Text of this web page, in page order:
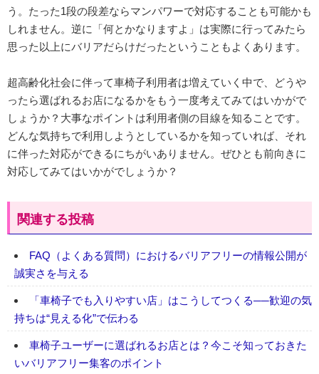
う。たった1段の段差ならマンパワーで対応することも可能かも
しれません。逆に「何とかなりますよ」は実際に行ってみたら
思った以上にバリアだらけだったということもよくあります。
超高齢化社会に伴って車椅子利用者は増えていく中で、どうや
ったら選ばれるお店になるかをもう一度考えてみてはいかがで
しょうか？大事なポイントは利用者側の目線を知ることです。
どんな気持ちで利用しようとしているかを知っていれば、それ
に伴った対応ができるにちがいありません。ぜひとも前向きに
対応してみてはいかがでしょうか？
関連する投稿
FAQ（よくある質問）におけるバリアフリーの情報公開が
誠実さを与える
「車椅子でも入りやすい店」はこうしてつくる──歓迎の気
持ちは“見える化”で伝わる
車椅子ユーザーに選ばれるお店とは？今こそ知っておきた
いバリアフリー集客のポイント